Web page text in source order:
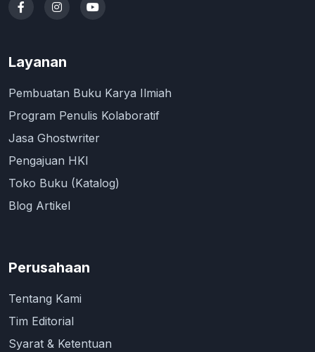
Layanan
Pembuatan Buku Karya Ilmiah
Program Penulis Kolaboratif
Jasa Ghostwriter
Pengajuan HKI
Toko Buku (Katalog)
Blog Artikel
Perusahaan
Tentang Kami
Tim Editorial
Syarat & Ketentuan